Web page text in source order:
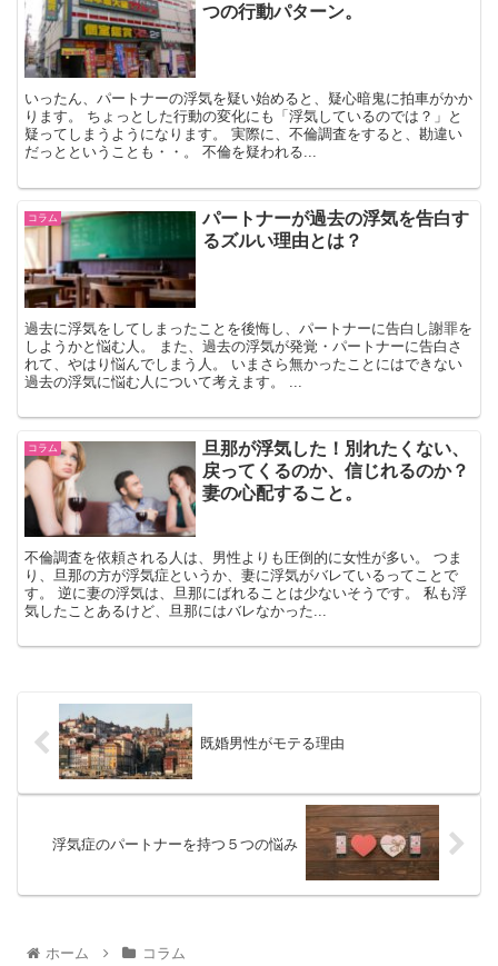
つの行動パターン。
いったん、パートナーの浮気を疑い始めると、疑心暗鬼に拍車がかか
ります。 ちょっとした行動の変化にも「浮気しているのでは？」と
疑ってしまうようになります。 実際に、不倫調査をすると、勘違い
だっとということも・・。 不倫を疑われる...
コラム
パートナーが過去の浮気を告白す
るズルい理由とは？
過去に浮気をしてしまったことを後悔し、パートナーに告白し謝罪を
しようかと悩む人。 また、過去の浮気が発覚・パートナーに告白さ
れて、やはり悩んでしまう人。 いまさら無かったことにはできない
過去の浮気に悩む人について考えます。 ...
コラム
旦那が浮気した！別れたくない、
戻ってくるのか、信じれるのか？
妻の心配すること。
不倫調査を依頼される人は、男性よりも圧倒的に女性が多い。 つま
り、旦那の方が浮気症というか、妻に浮気がバレているってことで
す。 逆に妻の浮気は、旦那にばれることは少ないそうです。 私も浮
気したことあるけど、旦那にはバレなかった...
既婚男性がモテる理由
浮気症のパートナーを持つ５つの悩み
ホーム コラム